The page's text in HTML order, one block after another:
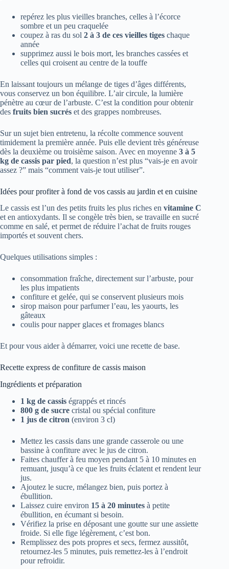
repérez les plus vieilles branches, celles à l’écorce
sombre et un peu craquelée
coupez à ras du sol 2 à 3 de ces vieilles tiges chaque
année
supprimez aussi le bois mort, les branches cassées et
celles qui croisent au centre de la touffe
En laissant toujours un mélange de tiges d’âges différents,
vous conservez un bon équilibre. L’air circule, la lumière
pénètre au cœur de l’arbuste. C’est la condition pour obtenir
des fruits bien sucrés et des grappes nombreuses.
Sur un sujet bien entretenu, la récolte commence souvent
timidement la première année. Puis elle devient très généreuse
dès la deuxième ou troisième saison. Avec en moyenne 3 à 5
kg de cassis par pied, la question n’est plus “vais-je en avoir
assez ?” mais “comment vais-je tout utiliser”.
Idées pour profiter à fond de vos cassis au jardin et en cuisine
Le cassis est l’un des petits fruits les plus riches en vitamine C
et en antioxydants. Il se congèle très bien, se travaille en sucré
comme en salé, et permet de réduire l’achat de fruits rouges
importés et souvent chers.
Quelques utilisations simples :
consommation fraîche, directement sur l’arbuste, pour
les plus impatients
confiture et gelée, qui se conservent plusieurs mois
sirop maison pour parfumer l’eau, les yaourts, les
gâteaux
coulis pour napper glaces et fromages blancs
Et pour vous aider à démarrer, voici une recette de base.
Recette express de confiture de cassis maison
Ingrédients et préparation
1 kg de cassis égrappés et rincés
800 g de sucre cristal ou spécial confiture
1 jus de citron (environ 3 cl)
Mettez les cassis dans une grande casserole ou une
bassine à confiture avec le jus de citron.
Faites chauffer à feu moyen pendant 5 à 10 minutes en
remuant, jusqu’à ce que les fruits éclatent et rendent leur
jus.
Ajoutez le sucre, mélangez bien, puis portez à
ébullition.
Laissez cuire environ 15 à 20 minutes à petite
ébullition, en écumant si besoin.
Vérifiez la prise en déposant une goutte sur une assiette
froide. Si elle fige légèrement, c’est bon.
Remplissez des pots propres et secs, fermez aussitôt,
retournez-les 5 minutes, puis remettez-les à l’endroit
pour refroidir.